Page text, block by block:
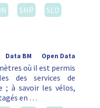
SHP
SLD
Open Data
Data BM
où il est permis
des services de
; à savoir les vélos,
en …